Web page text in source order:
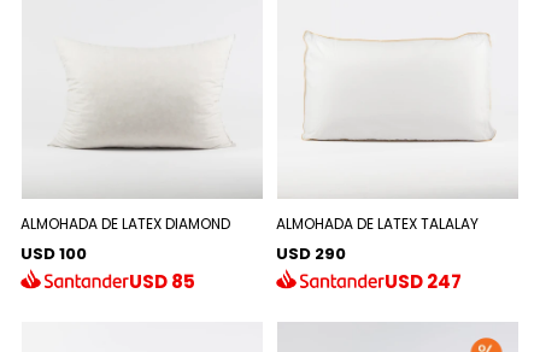
ALMOHADA DE LATEX DIAMOND
USD 100
USD85
ALMOHADA DE LATEX TALALAY
USD 290
USD247